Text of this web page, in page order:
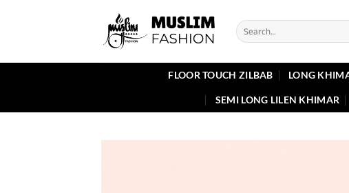
Search
for:
FLOOR TOUCH ZILBAB LONG
SEMI LONG LILEN KHIMAR